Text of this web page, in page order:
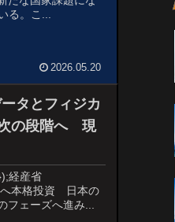
る。こ...
2026.05.20
タとフィジカ
の段階へ 現
経産省
へ本格投資 日本の
ェーズへ進み...